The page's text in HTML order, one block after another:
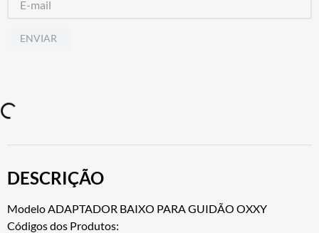
ENVIAR
DESCRIÇÃO
Modelo ADAPTADOR BAIXO PARA GUIDÃO OXXY
Códigos dos Produtos: